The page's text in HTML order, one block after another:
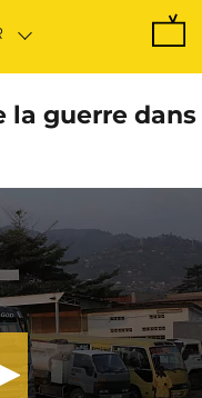
la guerre dans